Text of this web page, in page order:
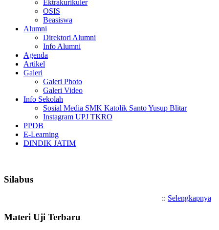
Ektrakurikuler
OSIS
Beasiswa
Alumni
Direktori Alumni
Info Alumni
Agenda
Artikel
Galeri
Galeri Photo
Galeri Video
Info Sekolah
Sosial Media SMK Katolik Santo Yusup Blitar
Instagram UPJ TKRO
PPDB
E-Learning
DINDIK JATIM
Silabus
:: Selengkapnya
Materi Uji Terbaru